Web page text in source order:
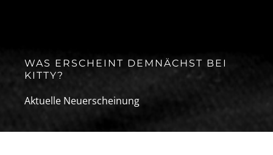
WAS ERSCHEINT DEMNÄCHST BEI
KITTY?
Aktuelle Neuerscheinung